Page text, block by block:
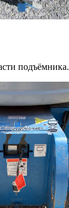
подъёмника.